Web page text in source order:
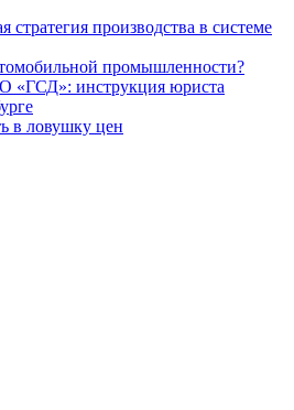
производства в системе
промышленности?
«ГСД»: инструкция юриста
в ловушку цен